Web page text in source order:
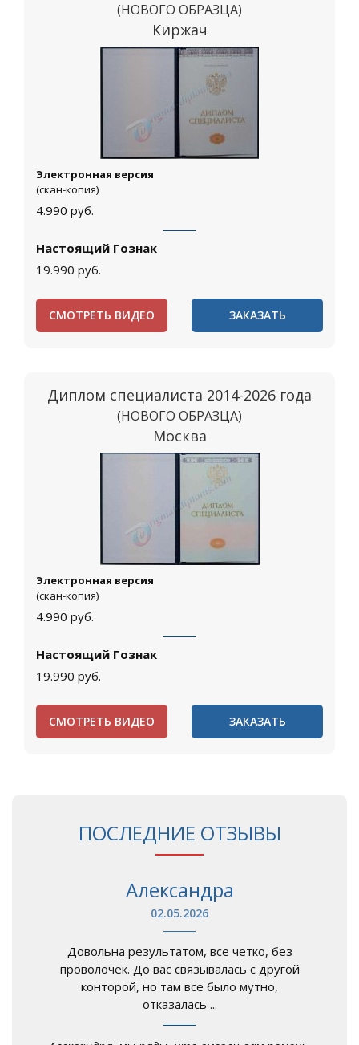
(НОВОГО ОБРАЗЦА)
Киржач
Электронная версия
(скан-копия)
4.990 руб.
Настоящий Гознак
19.990 руб.
СМОТРЕТЬ ВИДЕО ЗАКАЗАТЬ
Диплом специалиста 2014-2026 года
(НОВОГО ОБРАЗЦА)
Москва
Электронная версия
(скан-копия)
4.990 руб.
Настоящий Гознак
19.990 руб.
СМОТРЕТЬ ВИДЕО ЗАКАЗАТЬ
ПОСЛЕДНИЕ ОТЗЫВЫ
Александра
02.05.2026
Довольна результатом, все четко, без
проволочек. До вас связывалась с другой
конторой, но там все было мутно,
отказалась ...